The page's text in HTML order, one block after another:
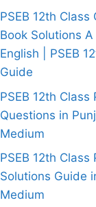
PSEB 12th Class
Book Solutions
English | PSEB
Guide
PSEB 12th
Questions in
Medium
PSEB 12th Class
Solutions Guide
Medium